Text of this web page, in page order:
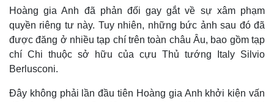
Hoàng gia Anh đã phản đối gay gắt về sự xâm phạm
quyền riêng tư này. Tuy nhiên, những bức ảnh sau đó đã
được đăng ở nhiều tạp chí trên toàn châu Âu, bao gồm tạp
chí Chi thuộc sở hữu của cựu Thủ tướng Italy Silvio
Berlusconi.
Đây không phải lần đầu tiên Hoàng gia Anh khởi kiện vấn